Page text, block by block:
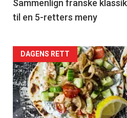
5
Sammenlign franske
til en 5-retters meny
Forsiden
akkurat
nå
DAGENS RETT